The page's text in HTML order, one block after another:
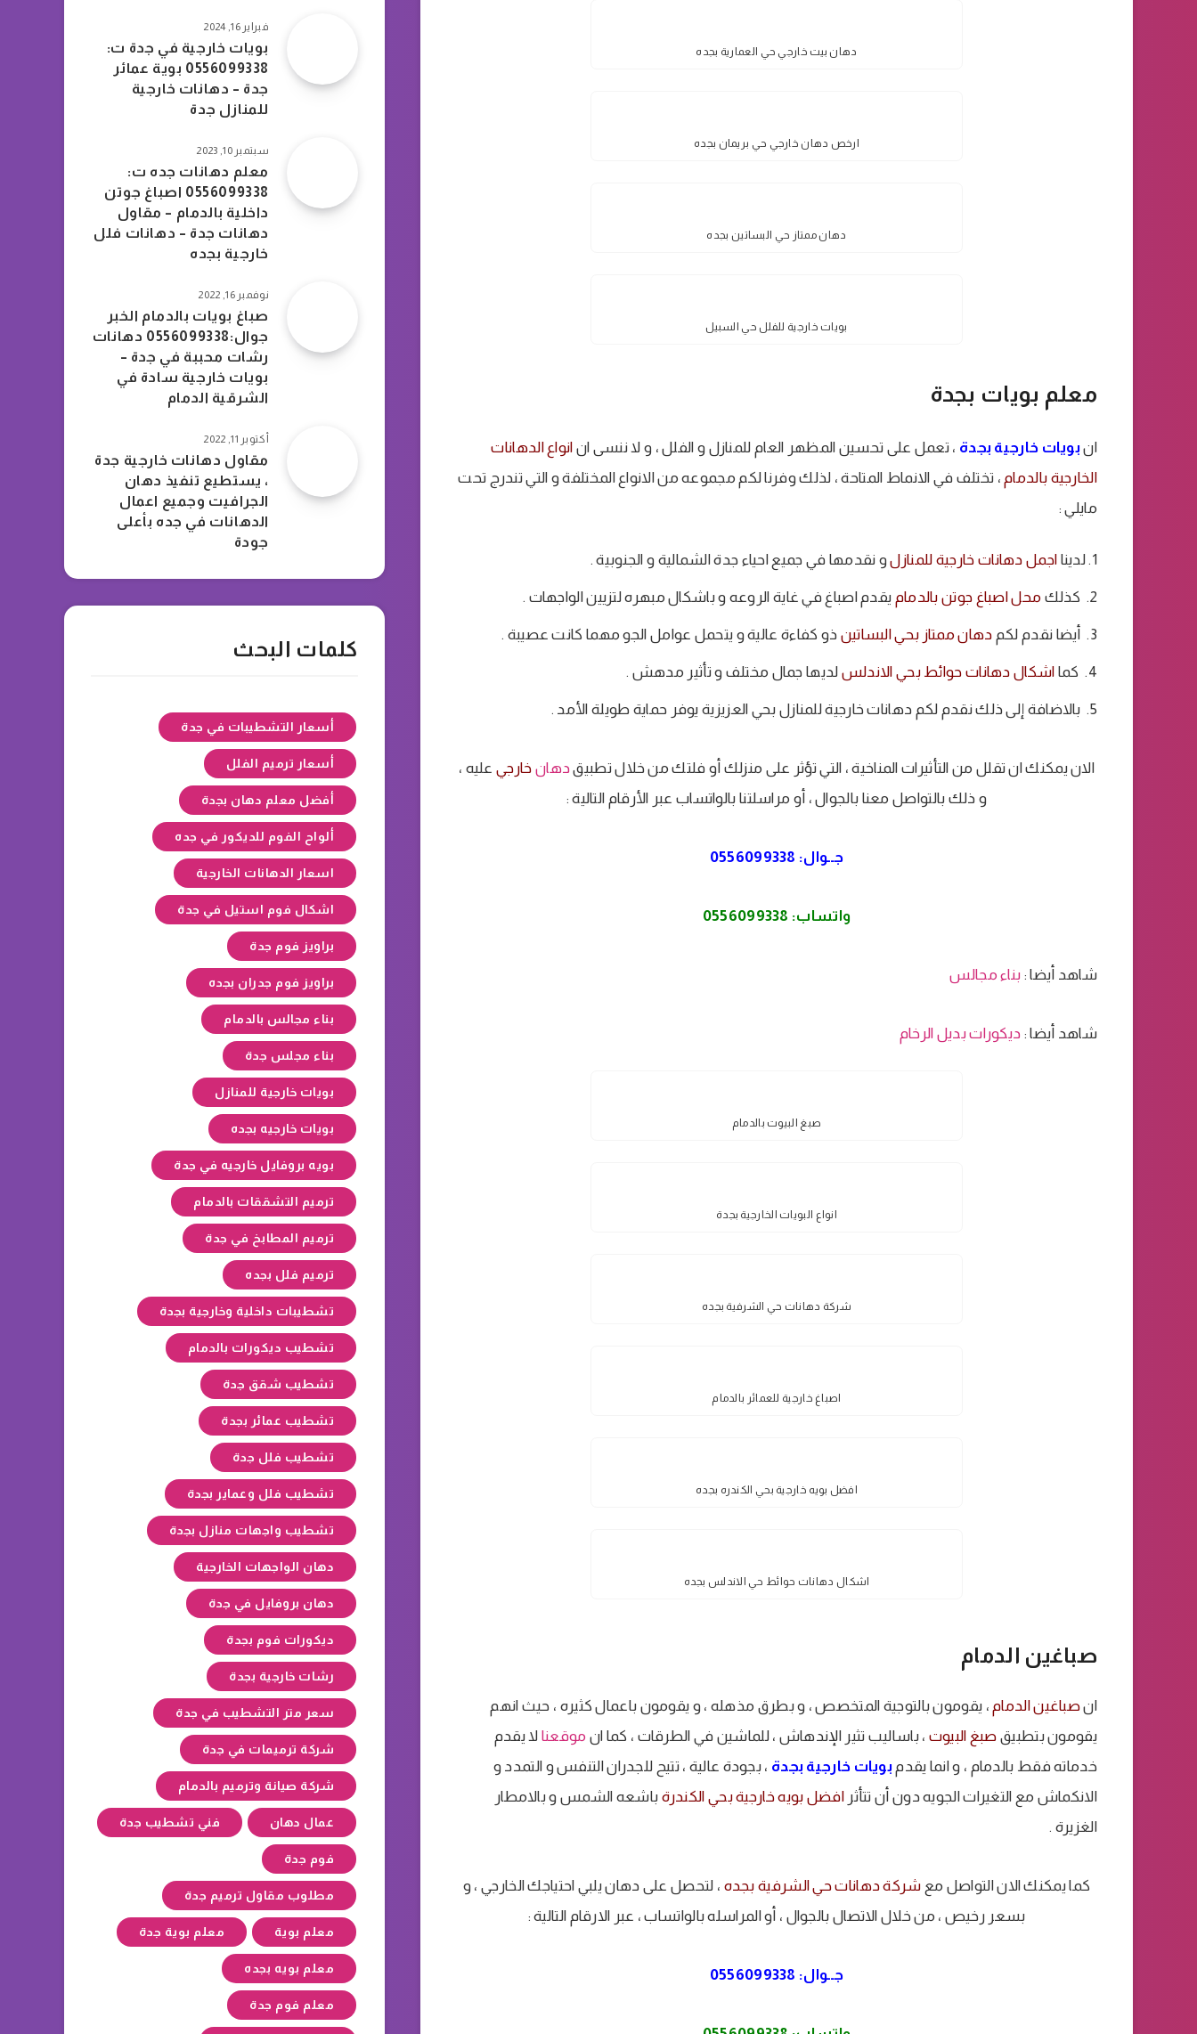
دهان بيت خارجي حي العمارية بجده
ارخص دهان خارجي حي بريمان بجده
دهان ممتاز حي البساتين بجده
بويات خارجية للفلل حي السبيل
معلم بويات بجدة
ان بويات خارجية بجدة ، تعمل على تحسين المظهر العام للمنازل و الفلل ، و لا ننسى ان انواع الدهانات
الخارجية بالدمام ، تختلف في الانماط المتاحة ، لذلك وفرنا لكم مجموعه من الانواع المختلفة و التي تندرج تحت
مايلي :
لدينا اجمل دهانات خارجية للمنازلو نقدمها في جميع احياء جدة الشمالية و الجنوبية .
كذلك محل اصباغ جوتن بالدمام يقدم اصباغ في غاية الروعه و باشكال مبهره لتزيين الواجهات .
أيضا نقدم لكم دهان ممتاز بحي البساتين ذو كفاءة عالية و يتحمل عوامل الجو مهما كانت عصيبة .
كما اشكال دهانات حوائط بحي الاندلس لديها جمال مختلف و تأثير مدهش .
بالاضافة إلى ذلك نقدم لكم دهانات خارجية للمنازل بحي العزيزية يوفر حماية طويلة الأمد .
الان يمكنك ان تقلل من التأثيرات المناخية ، التي تؤثر على منزلك أو فلتك من خلال تطبيقدهان خارجيعليه ،
و ذلك بالتواصل معنا بالجوال ، أو مراسلتنا بالواتساب عبر الأرقام التالية :
جــوال: 0556099338
واتساب: 0556099338
شاهد أيضا : بناء مجالس
شاهد أيضا : ديكورات بديل الرخام
صبغ البيوت بالدمام
انواع البويات الخارجية بجدة
شركة دهانات حي الشرفية بجده
اصباغ خارجية للعمائر بالدمام
افضل بويه خارجية بحي الكندره بجده
اشكال دهانات حوائط حي الاندلس بجده
صباغين الدمام
انصباغين الدمام ، يقومون بالتوجية المتخصص ، و بطرق مذهله ، و يقومون باعمال كثيره ، حيث انهم
يقومون بتطبيقصبغ البيوت ، باساليب تثير الإندهاش ، للماشين في الطرقات ، كما ان موقعنا لا يقدم
خدماته فقط بالدمام ، و انما يقدم بويات خارجية بجدة ، بجودة عالية ، تتيح للجدران التنفس و التمدد و
الانكماش مع التغيرات الجويه دون أن تتأثر افضل بويه خارجية بحي الكندرة باشعه الشمس و بالامطار
الغزيرة .
كما يمكنك الان التواصل مع شركة دهانات حي الشرفية بجده ، لتحصل على دهان يلبي احتياجك الخارجي ، و
بسعر رخيص ، من خلال الاتصال بالجوال ، أو المراسله بالواتساب ، عبر الارقام التالية :
جــوال: 0556099338
فبراير 16, 2024
بويات خارجية في جدة ت:
0556099338 بوية عمائر
جدة – دهانات خارجية
للمنازل جدة
سبتمبر 10, 2023
معلم دهانات جده ت:
0556099338 اصباغ جوتن
داخلية بالدمام – مقاول
دهانات جدة – دهانات فلل
خارجية بجده
نوفمبر 16, 2022
صباغ بويات بالدمام الخبر
جوال:0556099338 دهانات
رشات محببة في جدة –
بويات خارجية سادة في
الشرقية الدمام
أكتوبر 11, 2022
مقاول دهانات خارجية جدة
، يستطيع تنفيذ دهان
الجرافيت وجميع اعمال
الدهانات في جده بأعلى
جودة
كلمات البحث
أسعار التشطيبات في جدة
أسعار ترميم الفلل
أفضل معلم دهان بجدة
ألواح الفوم للديكور في جده
اسعار الدهانات الخارجية
اشكال فوم استيل في جدة
براويز فوم جدة
براويز فوم جدران بجده
بناء مجالس بالدمام
بناء مجلس جدة
بويات خارجية للمنازل
بويات خارجيه بجده
بويه بروفايل خارجيه في جدة
ترميم التشققات بالدمام
ترميم المطابخ في جدة
ترميم فلل بجده
تشطيبات داخلية وخارجية بجدة
تشطيب ديكورات بالدمام
تشطيب شقق جدة
تشطيب عمائر بجدة
تشطيب فلل جدة
تشطيب فلل وعماير بجدة
تشطيب واجهات منازل بجدة
دهان الواجهات الخارجية
دهان بروفايل في جدة
ديكورات فوم بجدة
رشات خارجية بجدة
سعر متر التشطيب في جدة
شركة ترميمات في جدة
شركة صيانة وترميم بالدمام
عمال دهان فني تشطيب جدة
فوم جدة
مطلوب مقاول ترميم جدة
معلم بوية معلم بوية جدة
معلم بويه بجده
معلم فوم جدة